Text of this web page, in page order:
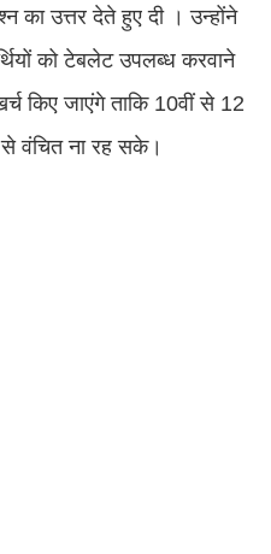
का उत्तर देते हुए दी । उन्होंने
को टेबलेट उपलब्ध करवाने
किए जाएंगे ताकि 10वीं से 12
से वंचित ना रह सके।